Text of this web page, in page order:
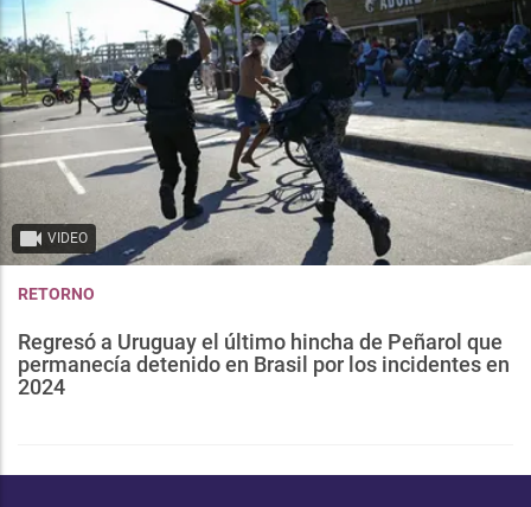
VIDEO
RETORNO
Regresó a Uruguay el último hincha de Peñarol que
permanecía detenido en Brasil por los incidentes en
2024